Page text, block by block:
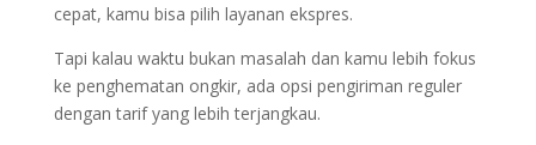
cepat, kamu bisa pilih layanan ekspres.
Tapi kalau waktu bukan masalah dan kamu lebih fokus
ke penghematan ongkir, ada opsi pengiriman reguler
dengan tarif yang lebih terjangkau.